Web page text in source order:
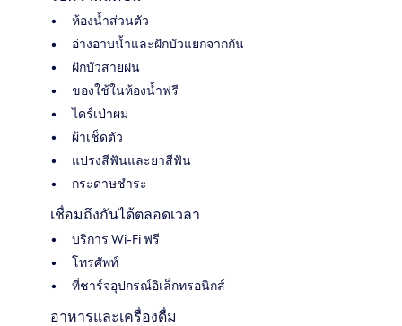
ห้องน้ำส่วนตัว
อ่างอาบน้ำและฝักบัวแยกจากกัน
ฝักบัวสายฝน
ของใช้ในห้องน้ำฟรี
ไดร์เป่าผม
ผ้าเช็ดตัว
แปรงสีฟันและยาสีฟัน
กระดาษชำระ
เชื่อมถึงกันได้ตลอดเวลา
บริการ Wi-Fi ฟรี
โทรศัพท์
ที่ชาร์จอุปกรณ์อิเล็กทรอนิกส์
อาหารและเครื่องดื่ม